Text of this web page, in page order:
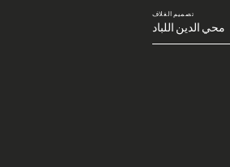
تصميم الغلاف
محي الدين اللباد